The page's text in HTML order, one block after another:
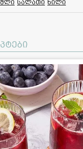
სალათი ხილი